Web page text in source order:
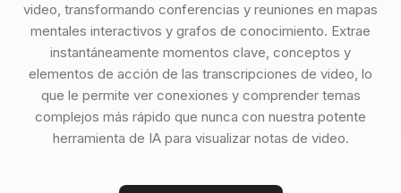
video, transformando conferencias y reuniones en mapas
mentales interactivos y grafos de conocimiento. Extrae
instantáneamente momentos clave, conceptos y
elementos de acción de las transcripciones de video, lo
que le permite ver conexiones y comprender temas
complejos más rápido que nunca con nuestra potente
herramienta de IA para visualizar notas de video.